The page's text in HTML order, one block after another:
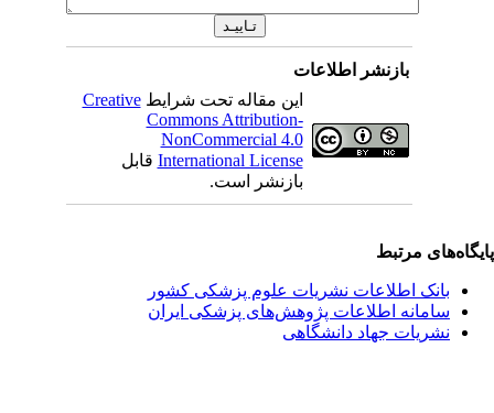
بازنشر اطلاعات
این مقاله تحت شرایطCreative
Commons Attribution-
NonCommercial 4.0
International Licenseقابل
بازنشر است.
مرتبط
بانک اطلاعات نشریات علوم پزشکی کشور
سامانه اطلاعات پژوهش‌های پزشکی ایران
نشریات جهاد دانشگاهی